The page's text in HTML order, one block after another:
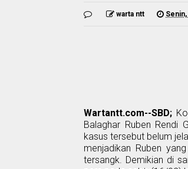
warta ntt
Wartantt.com--SBD;
Balaghar Ruben Rendi
kasus tersebut belum
menjadikan Ruben
tersangk. Demikian di